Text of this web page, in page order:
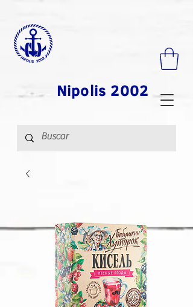
Nipolis 2002